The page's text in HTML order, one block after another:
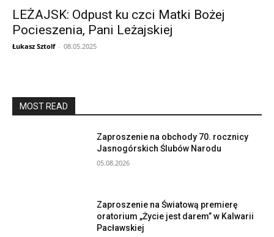
LEŻAJSK: Odpust ku czci Matki Bożej
Pocieszenia, Pani Leżajskiej
Łukasz Sztolf - 08.05.2025
MOST READ
Zaproszenie na obchody 70. rocznicy
Jasnogórskich Ślubów Narodu
05.08.2026
Zaproszenie na Światową premierę
oratorium „Życie jest darem” w Kalwarii
Pacławskiej